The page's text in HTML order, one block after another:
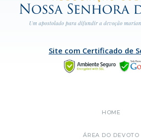
Site com Certificado de
HOME
ÁREA DO DEVOTO